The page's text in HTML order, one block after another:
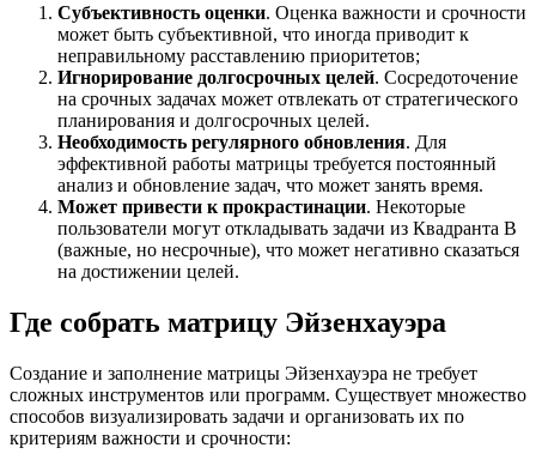
Субъективность оценки. Оценка важности и срочности
может быть субъективной, что иногда приводит к
неправильному расставлению приоритетов;
Игнорирование долгосрочных целей. Сосредоточение
на срочных задачах может отвлекать от стратегического
планирования и долгосрочных целей.
Необходимость регулярного обновления. Для
эффективной работы матрицы требуется постоянный
анализ и обновление задач, что может занять время.
Может привести к прокрастинации. Некоторые
пользователи могут откладывать задачи из Квадранта B
(важные, но несрочные), что может негативно сказаться
на достижении целей.
Где собрать матрицу Эйзенхауэра
Создание и заполнение матрицы Эйзенхауэра не требует
сложных инструментов или программ. Существует множество
способов визуализировать задачи и организовать их по
критериям важности и срочности: